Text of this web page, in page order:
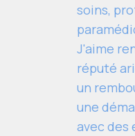
soins,
J'aime
réputé
un
une
avec des